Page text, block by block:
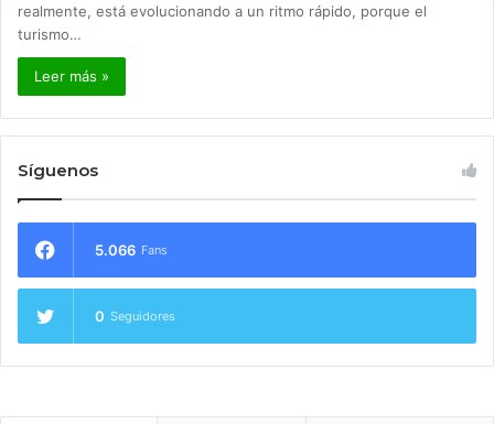
realmente, está evolucionando a un ritmo rápido, porque el
turismo…
Leer más »
Síguenos
5.066 Fans
0 Seguidores